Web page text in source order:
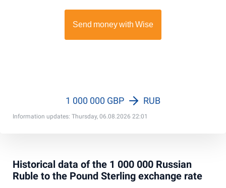
Information updates: Thursday, 06.08.2026 22:01
1 000 000 GBP RUB
Historical data of the 1 000 000 Russian
Ruble to the Pound Sterling exchange rate